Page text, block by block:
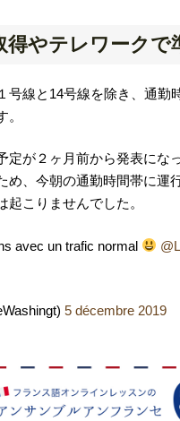
得やテレワークで
線と14号線を除き、通勤
定が２ヶ月前から発表にな
、今朝の通勤時間帯に運
こりませんでした。
avec un trafic normal
5 décembre 2019